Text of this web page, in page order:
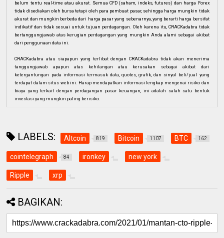
belum tentu real-time atau akurat. Semua CFD (saham, indeks, futures) dan harga Forex
tidak disediakan oleh bursa tetapi oleh para pembuat pasar, sehingga harga mungkin tidak
akurat dan mungkin berbeda dari harga pasar yang sebenarnya, yang berarti harga bersifat
indikatif dan tidak sesuai untuk tujuan perdagangan. Oleh karena itu, CRACKadabra tidak
bertanggungjawab atas kerugian perdagangan yang mungkin Anda alami sebagai akibat
dari penggunaan data ini.
CRACKadabra atau siapapun yang terlibat dengan CRACKadabra tidak akan menerima
tanggungjawab apapun atas kehilangan atau kerusakan sebagai akibat dari
ketergantungan pada informasi termasuk data, quotes, grafik, dan sinyal beli/jual yang
terdapat dalam situs web ini. Harap mendapatkan informasi lengkap mengenai risiko dan
biaya yang terkait dengan perdagangan pasar keuangan, ini adalah salah satu bentuk
investasi yang mungkin paling berisiko.
LABELS: Altcoin 819 Bitcoin 1107 BTC 162
cointelegraph 84 ironkey new york
Ripple xrp
BAGIKAN: